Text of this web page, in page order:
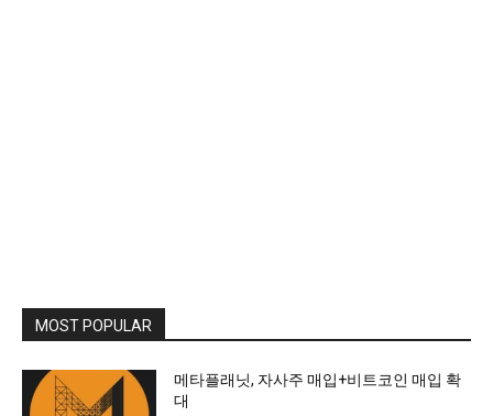
MOST POPULAR
메타플래닛, 자사주 매입+비트코인 매입 확
대